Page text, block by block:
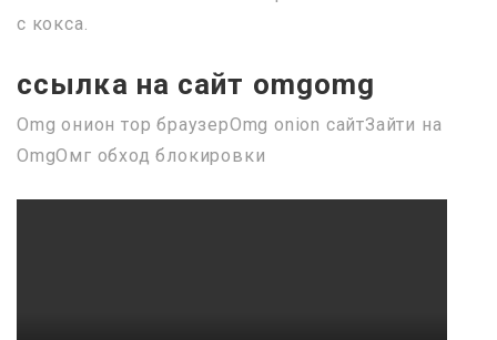
с кокса.
ссылка на сайт omgomg
Omg онион тор браузерOmg onion сайтЗайти на
OmgОмг обход блокировки